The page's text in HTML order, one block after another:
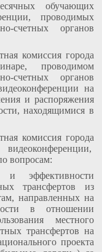
обучающих
проводимых
счетных органов
комиссия города
проводимом
счетных органов
на
и распоряжения
находящимися в
комиссия города
вопросам:
эффективности
трансфертов из
направленных на
в отношении
местного
трансфертов на
проекта